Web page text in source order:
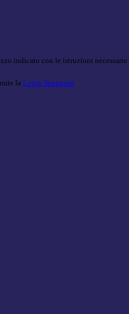
indicato con le istruzioni necessarie.
la Login Spaggiari